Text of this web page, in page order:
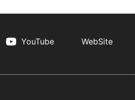
YouTube WebSite